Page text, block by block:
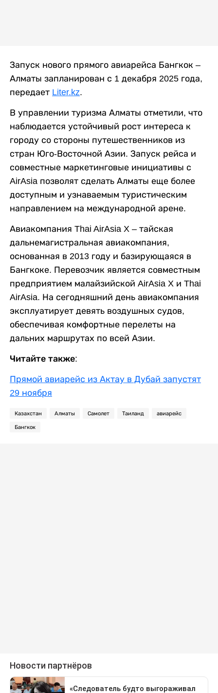
Запуск нового прямого авиарейса Бангкок –
Алматы запланирован с 1 декабря 2025 года,
передает Liter.kz.
В управлении туризма Алматы отметили, что
наблюдается устойчивый рост интереса к
городу со стороны путешественников из
стран Юго-Восточной Азии. Запуск рейса и
совместные маркетинговые инициативы с
AirAsia позволят сделать Алматы еще более
доступным и узнаваемым туристическим
направлением на международной арене.
Авиакомпания Thai AirAsia X – тайская
дальнемагистральная авиакомпания,
основанная в 2013 году и базирующаяся в
Бангкоке. Перевозчик является совместным
предприятием малайзийской AirAsia X и Thai
AirAsia. На сегодняшний день авиакомпания
эксплуатирует девять воздушных судов,
обеспечивая комфортные перелеты на
дальних маршрутах по всей Азии.
Читайте также:
Прямой авиарейс из Актау в Дубай запустят
29 ноября
Казахстан Алматы Самолет Таиланд авиарейс
Бангкок